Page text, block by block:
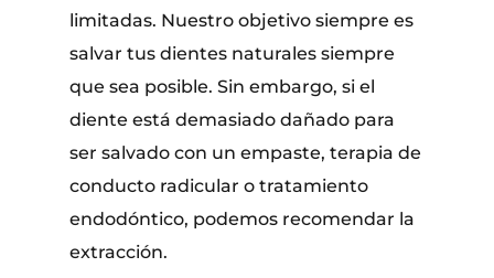
limitadas. Nuestro objetivo siempre es
salvar tus dientes naturales siempre
que sea posible. Sin embargo, si el
diente está demasiado dañado para
ser salvado con un empaste, terapia de
conducto radicular o tratamiento
endodóntico, podemos recomendar la
extracción.